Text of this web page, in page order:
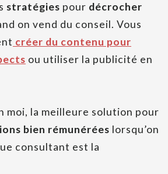
stratégies pour décrocher
on vend du conseil. Vous
créer du contenu pour
ou utiliser la publicité en
moi, la meilleure solution pour
bien rémunérées lorsqu’on
consultant est la